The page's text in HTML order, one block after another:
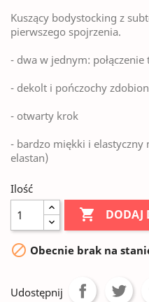
Kuszący bodystocking z
pierwszego spojrzenia.
- dwa w jednym:
- dekolt i pończochy
- otwarty krok
- bardzo miękki i elastyczny
elastan)
Ilość
 DODAJ
 Obecnie brak na
Udostępnij